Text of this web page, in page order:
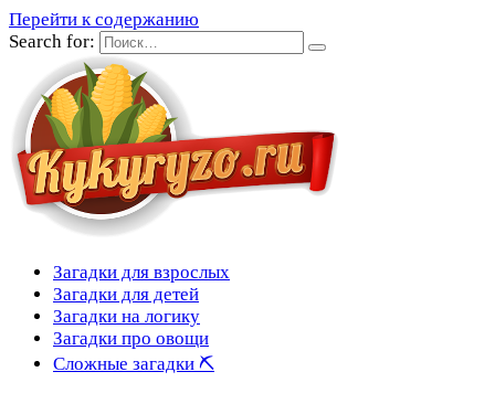
Перейти к содержанию
Search for:
Загадки для взрослых
Загадки для детей
Загадки на логику
Загадки про овощи
Сложные загадки ⛏